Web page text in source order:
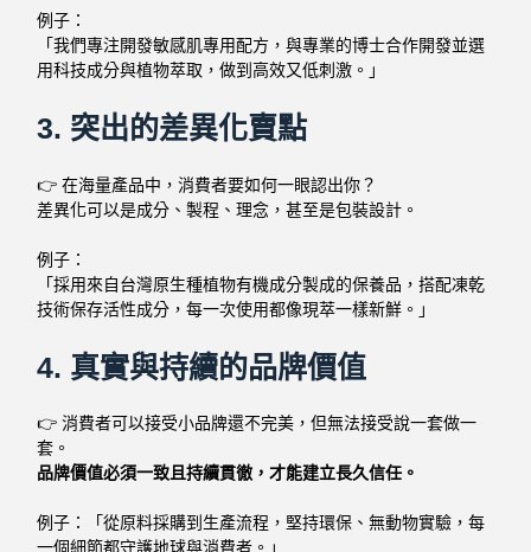
例子：
「我們專注開發敏感肌專用配方，與專業的博士合作開發並選
用科技成分與植物萃取，做到高效又低刺激。」
3. 突出的差異化賣點
👉 在海量產品中，消費者要如何一眼認出你？
差異化可以是成分、製程、理念，甚至是包裝設計。
例子：
「採用來自台灣原生種植物有機成分製成的保養品，搭配凍乾
技術保存活性成分，每一次使用都像現萃一樣新鮮。」
4. 真實與持續的品牌價值
👉 消費者可以接受小品牌還不完美，但無法接受說一套做一
套。
品牌價值必須一致且持續貫徹，才能建立長久信任。
例子：
「從原料採購到生產流程，堅持環保、無動物實驗，每
一個細節都守護地球與消費者。」